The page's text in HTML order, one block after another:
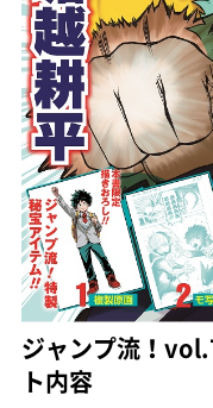
ジャンプ流！
ト内容